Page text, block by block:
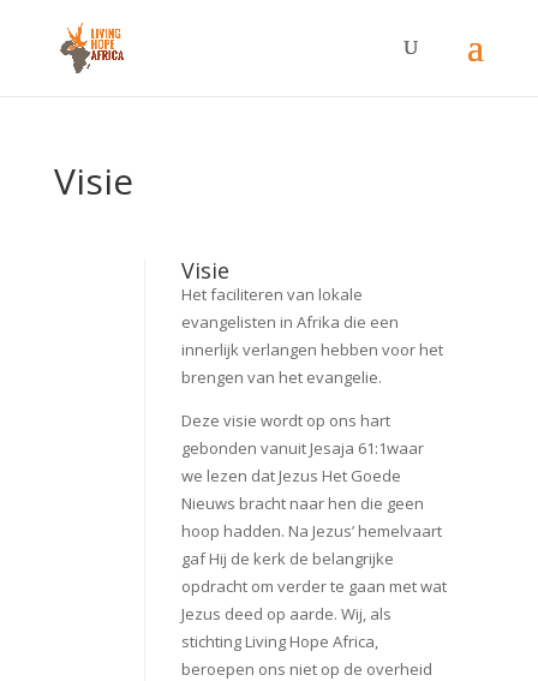
Visie
Visie
Het faciliteren van lokale
evangelisten in Afrika die een
innerlijk verlangen hebben voor het
brengen van het evangelie.
Deze visie wordt op ons hart
gebonden vanuit Jesaja 61:1waar
we lezen dat Jezus Het Goede
Nieuws bracht naar hen die geen
hoop hadden. Na Jezus’ hemelvaart
gaf Hij de kerk de belangrijke
opdracht om verder te gaan met wat
Jezus deed op aarde. Wij, als
stichting Living Hope Africa,
beroepen ons niet op de overheid